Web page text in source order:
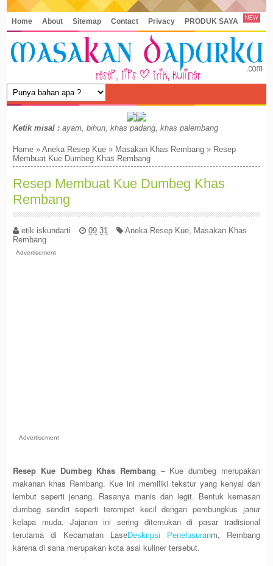
Home About Sitemap Contact Privacy PRODUK SAYA NEW
Ketik misal : ayam, bihun, khas padang, khas palembang
Home »Aneka Resep Kue » Masakan Khas Rembang » Resep
Membuat Kue Dumbeg Khas Rembang
Resep Membuat Kue Dumbeg Khas
Rembang
etik iskundarti 09.31 Aneka Resep Kue Masakan Khas
Rembang
Advertisement
Advertisement
Resep Kue Dumbeg Khas Rembang – Kue dumbeg merupakan
makanan khas Rembang. Kue ini memiliki tekstur yang kenyal dan
lembut seperti jenang. Rasanya manis dan legit. Bentuk kemasan
dumbeg sendiri seperti terompet kecil dengan pembungkus janur
kelapa muda. Jajanan ini sering ditemukan di pasar tradisional
terutama di Kecamatan LaseDeskripsi Penelusuranm, Rembang
karena di sana merupakan kota asal kuliner tersebut.